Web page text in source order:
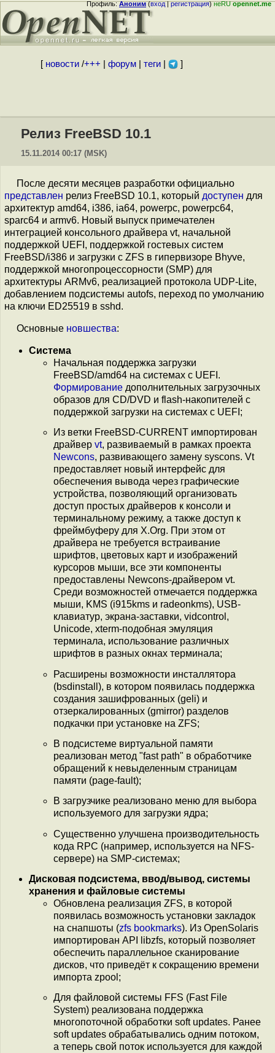
Профиль:Аноним(вход|регистрация)неRUopennet.me
[ новости/+++ форум| теги| ]
Релиз FreeBSD 10.1
15.11.2014 00:17 (MSK)
После десяти месяцев разработки официально
представлен релиз FreeBSD 10.1, который доступен для
архитектур amd64, i386, ia64, powerpc, powerpc64,
sparc64 и armv6. Новый выпуск примечателен
интеграцией консольного драйвера vt, начальной
поддержкой UEFI, поддержкой гостевых систем
FreeBSD/i386 и загрузки с ZFS в гипервизоре Bhyve,
поддержкой многопроцессорности (SMP) для
архитектуры ARMv6, реализацией протокола UDP-Lite,
добавлением подсистемы autofs, переход по умолчанию
на ключи ED25519 в sshd.
Основные новшества:
Система
Начальная поддержка загрузки
FreeBSD/amd64 на системах с UEFI.
Формирование дополнительных загрузочных
образов для CD/DVD и flash-накопителей с
поддержкой загрузки на системах с UEFI;
Из ветки FreeBSD-CURRENT импортирован
драйвер vt, развиваемый в рамках проекта
Newcons, развивающего замену syscons. Vt
предоставляет новый интерфейс для
обеспечения вывода через графические
устройства, позволяющий организовать
доступ простых драйверов к консоли и
терминальному режиму, а также доступ к
фреймбуферу для X.Org. При этом от
драйвера не требуется встраивание
шрифтов, цветовых карт и изображений
курсоров мыши, все эти компоненты
предоставлены Newcons-драйвером vt.
Среди возможностей отмечается поддержка
мыши, KMS (i915kms и radeonkms), USB-
клавиатур, экрана-заставки, vidcontrol,
Unicode, xterm-подобная эмуляция
терминала, использование различных
шрифтов в разных окнах терминала;
Расширены возможности инсталлятора
(bsdinstall), в котором появилась поддержка
создания зашифрованных (geli) и
отзеркалированных (gmirror) разделов
подкачки при установке на ZFS;
В подсистеме виртуальной памяти
реализован метод "fast path" в обработчике
обращений к невыделенным страницам
памяти (page-fault);
В загрузчике реализовано меню для выбора
используемого для загрузки ядра;
Существенно улучшена производительность
кода RPC (например, используется на NFS-
сервере) на SMP-системах;
Дисковая подсистема, ввод/вывод, системы
хранения и файловые системы
Обновлена реализация ZFS, в которой
появилась возможность установки закладок
на снапшоты (zfs bookmarks). Из OpenSolaris
импортирован API libzfs, который позволяет
обеспечить параллельное сканирование
дисков, что приведёт к сокращению времени
импорта zpool;
Для файловой системы FFS (Fast File
System) реализована поддержка
многопоточной обработки soft updates. Ранее
soft updates обрабатывались одним потоком,
а теперь свой поток используется для каждой